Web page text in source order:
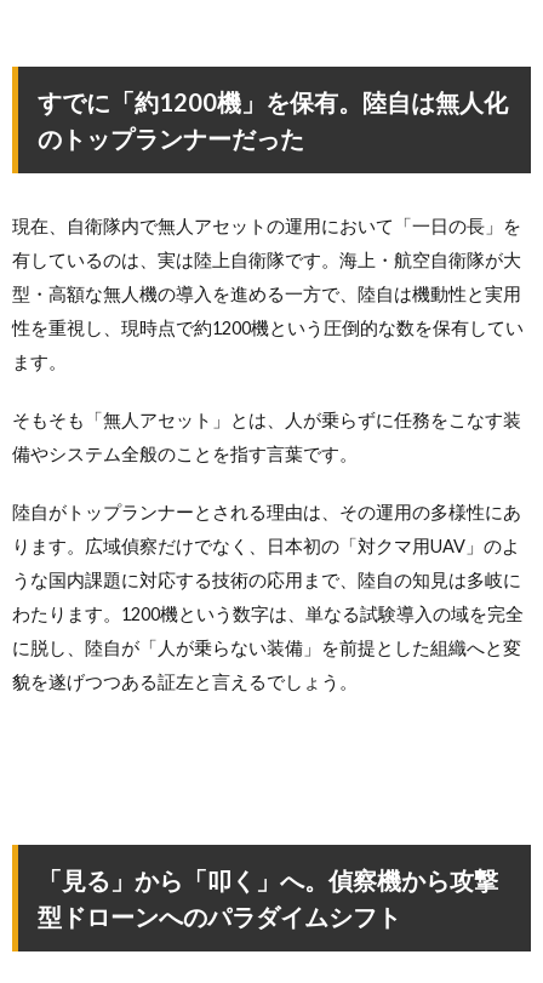
すでに「約1200機」を保有。陸自は無人化
のトップランナーだった
現在、自衛隊内で無人アセットの運用において「一日の長」を
有しているのは、実は陸上自衛隊です。海上・航空自衛隊が大
型・高額な無人機の導入を進める一方で、陸自は機動性と実用
性を重視し、現時点で約1200機という圧倒的な数を保有してい
ます。
そもそも「無人アセット」とは、人が乗らずに任務をこなす装
備やシステム全般のことを指す言葉です。
陸自がトップランナーとされる理由は、その運用の多様性にあ
ります。広域偵察だけでなく、日本初の「対クマ用UAV」のよ
うな国内課題に対応する技術の応用まで、陸自の知見は多岐に
わたります。1200機という数字は、単なる試験導入の域を完全
に脱し、陸自が「人が乗らない装備」を前提とした組織へと変
貌を遂げつつある証左と言えるでしょう。
「見る」から「叩く」へ。偵察機から攻撃
型ドローンへのパラダイムシフト